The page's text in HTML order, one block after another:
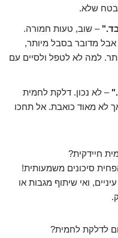
בטח שלא.
– שוב, טעות חמורה.
אבל מדובר בסבל מיותר,
למה לא לטפל ולסיים עם
– לא נכון. דלקת לחמית
לא מאוד כואבת. אל תחכו
חיידקית?
להפחית סיכונים משמעותית!
ואי שיתוף מגבות או
לדלקת לחמית?